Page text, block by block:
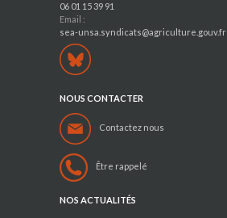
06 01 15 39 91
Email :
sea-unsa.syndicats@agriculture.gouv.fr
NOUS CONTACTER
Contactez nous
Être rappelé
NOS ACTUALITÉS